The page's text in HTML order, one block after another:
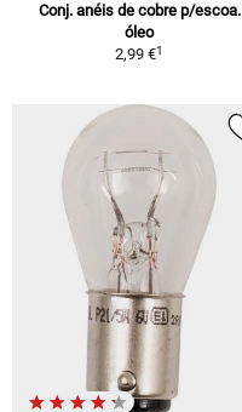
Conj. anéis de cobre p/escoa.
óleo
2,99 €1